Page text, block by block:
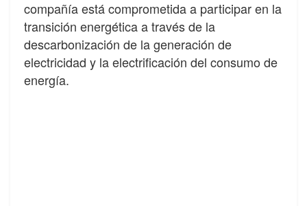
compañía está comprometida a participar en la
transición energética a través de la
descarbonización de la generación de
electricidad y la electrificación del consumo de
energía.